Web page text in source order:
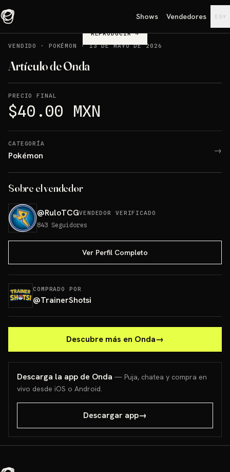
Shows Vendedores ES ▾
REPRODUCIR→
VENDIDO
· POKÉMON ·13 DE MAYO DE 2026
Artículo de Onda
PRECIO FINAL
$40.00 MXN
CATEGORÍA
Pokémon →
Sobre el vendedor
@RuloTCGVENDEDOR VERIFICADO
843 Seguidores
Ver Perfil Completo
COMPRADO POR
@TrainerShotsi
Descubre más en Onda→
Descarga la app de Onda — Puja, chatea y compra en
vivo desde iOS o Android.
Descargar app→